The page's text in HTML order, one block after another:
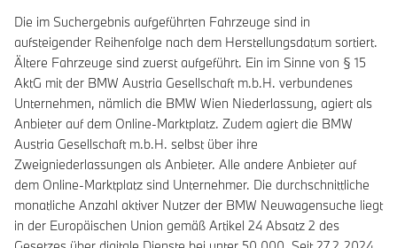
Die im Suchergebnis aufgeführten Fahrzeuge sind in
aufsteigender Reihenfolge nach dem Herstellungsdatum sortiert.
Ältere Fahrzeuge sind zuerst aufgeführt. Ein im Sinne von § 15
AktG mit der BMW Austria Gesellschaft m.b.H. verbundenes
Unternehmen, nämlich die BMW Wien Niederlassung, agiert als
Anbieter auf dem Online-Marktplatz. Zudem agiert die BMW
Austria Gesellschaft m.b.H. selbst über ihre
Zweigniederlassungen als Anbieter. Alle andere Anbieter auf
dem Online-Marktplatz sind Unternehmer. Die durchschnittliche
monatliche Anzahl aktiver Nutzer der BMW Neuwagensuche liegt
in der Europäischen Union gemäß Artikel 24 Absatz 2 des